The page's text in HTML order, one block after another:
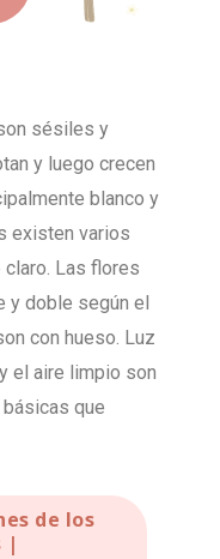
sésiles y
y luego crecen
blanco y
existen varios
Las flores
doble según el
con hueso. Luz
el aire limpio son
que
de los
|